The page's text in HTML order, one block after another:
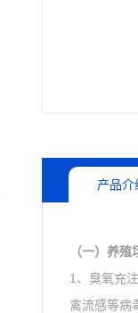
产品介
（一）养
1、臭氧充
禽流感等病